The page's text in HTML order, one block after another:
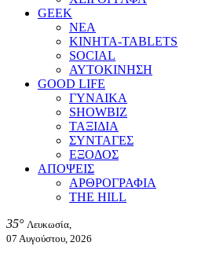
GEEK
ΝΕΑ
ΚΙΝΗΤΑ-TABLETS
SOCIAL
ΑΥΤΟΚΙΝΗΣΗ
GOOD LIFE
ΓΥΝΑΙΚΑ
SHOWBIZ
ΤΑΞΙΔΙΑ
ΣΥΝΤΑΓΕΣ
ΕΞΟΔΟΣ
ΑΠΟΨΕΙΣ
ΑΡΘΡΟΓΡΑΦΙΑ
THE HILL
35° Λευκωσία,
07 Αυγούστου, 2026